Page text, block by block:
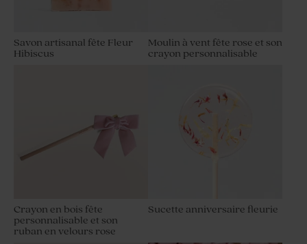
Savon artisanal fête Fleur
Hibiscus
Moulin à vent fête rose et son
crayon personnalisable
Crayon en bois fête
personnalisable et son
ruban en velours rose
Sucette anniversaire fleurie